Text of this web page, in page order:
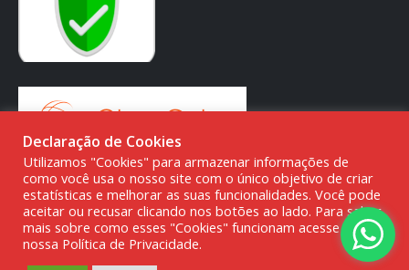
© DMG PARTS COMÉRCIO DE PRODUTOS AUTOMOTIVOS -
Declaração de Cookies
Utilizamos "Cookies" para armazenar informações de
como você usa o nosso site com o único objetivo de criar
estatísticas e melhorar as suas funcionalidades. Você pode
aceitar ou recusar clicando nos botões ao lado. Para saber
mais sobre como esses "Cookies" funcionam acesse a
nossa Política de Privacidade.